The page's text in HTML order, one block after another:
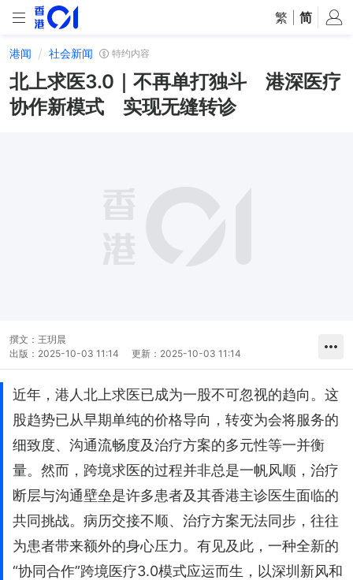
繁 简
港闻 社会新闻 特约内容
北上求医3.0｜不再单打独斗 港深医疗
协作新模式 实现无缝转诊
撰文： 王玥晨
出版： 2025-10-03 11:14 更新： 2025-10-03 11:14
近年，港人北上求医已成为一股不可忽视的趋向。这
股趋势已从早期单纯的价格导向，转变为会将服务的
细致度、沟通流畅度及治疗方案的多元性等一并衡
量。然而，跨境求医的过程并非总是一帆风顺，治疗
断层与沟通壁垒是许多患者及其香港主诊医生面临的
共同挑战。病历交接不顺、治疗方案无法同步，往往
为患者带来额外的身心压力。有见及此，一种全新的
“协同合作”跨境医疗3.0模式应运而生，以深圳新风和